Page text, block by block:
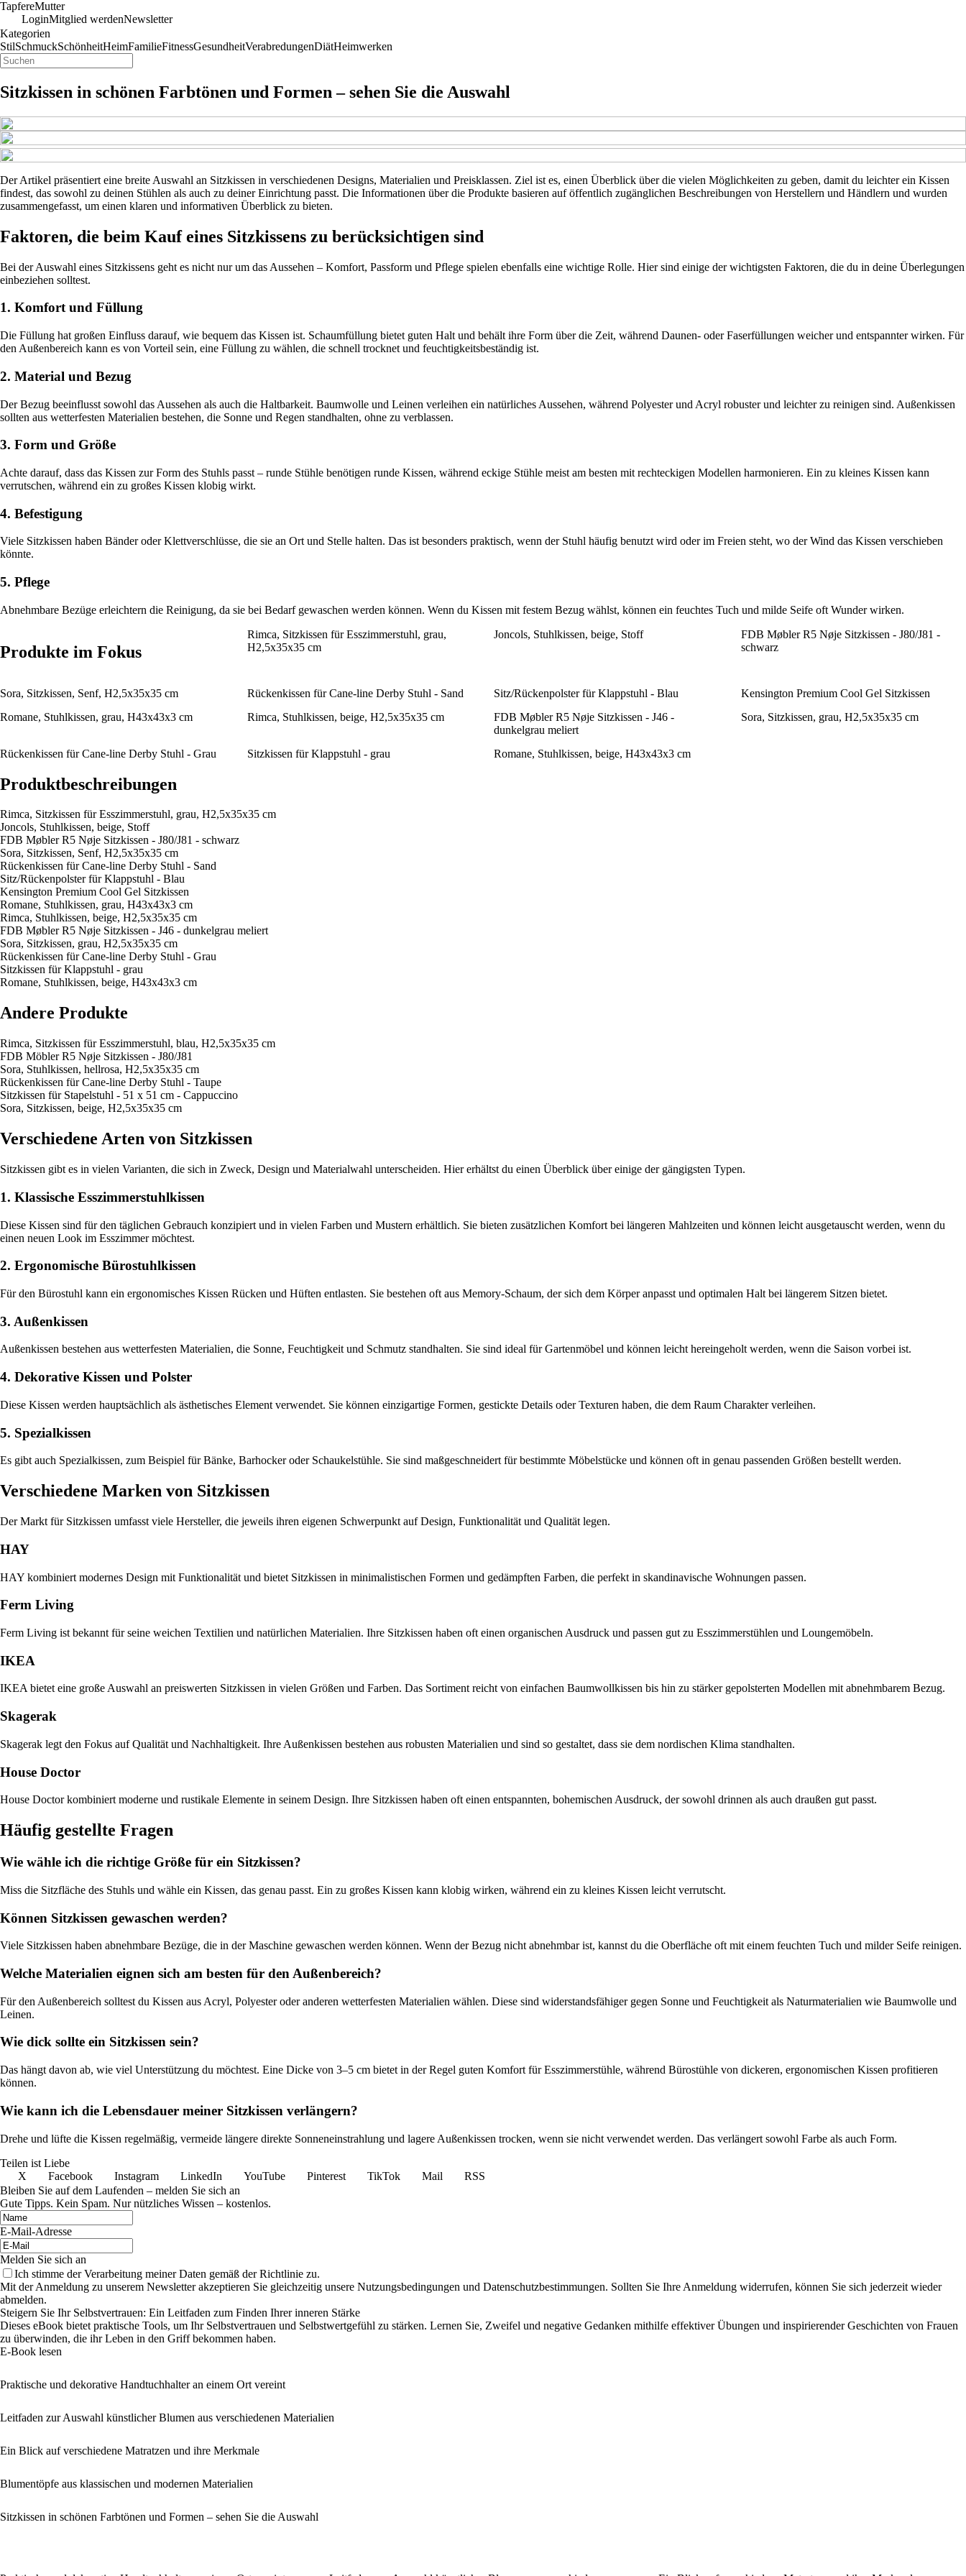
TapfereMutter
LoginMitglied werdenNewsletter
Kategorien
StilSchmuckSchönheitHeimFamilieFitnessGesundheitVerabredungenDiätHeimwerken
Sitzkissen in schönen Farbtönen und Formen – sehen Sie die Auswahl
Der Artikel präsentiert eine breite Auswahl an Sitzkissen in verschiedenen Designs, Materialien und Preisklassen. Ziel ist es, einen Überblick über die vielen Möglichkeiten zu geben, damit du leichter ein Kissen
findest, das sowohl zu deinen Stühlen als auch zu deiner Einrichtung passt. Die Informationen über die Produkte basieren auf öffentlich zugänglichen Beschreibungen von Herstellern und Händlern und wurden
zusammengefasst, um einen klaren und informativen Überblick zu bieten.
Faktoren, die beim Kauf eines Sitzkissens zu berücksichtigen sind
Bei der Auswahl eines Sitzkissens geht es nicht nur um das Aussehen – Komfort, Passform und Pflege spielen ebenfalls eine wichtige Rolle. Hier sind einige der wichtigsten Faktoren, die du in deine Überlegungen
einbeziehen solltest.
1. Komfort und Füllung
Die Füllung hat großen Einfluss darauf, wie bequem das Kissen ist. Schaumfüllung bietet guten Halt und behält ihre Form über die Zeit, während Daunen- oder Faserfüllungen weicher und entspannter wirken. Für
den Außenbereich kann es von Vorteil sein, eine Füllung zu wählen, die schnell trocknet und feuchtigkeitsbeständig ist.
2. Material und Bezug
Der Bezug beeinflusst sowohl das Aussehen als auch die Haltbarkeit. Baumwolle und Leinen verleihen ein natürliches Aussehen, während Polyester und Acryl robuster und leichter zu reinigen sind. Außenkissen
sollten aus wetterfesten Materialien bestehen, die Sonne und Regen standhalten, ohne zu verblassen.
3. Form und Größe
Achte darauf, dass das Kissen zur Form des Stuhls passt – runde Stühle benötigen runde Kissen, während eckige Stühle meist am besten mit rechteckigen Modellen harmonieren. Ein zu kleines Kissen kann
verrutschen, während ein zu großes Kissen klobig wirkt.
4. Befestigung
Viele Sitzkissen haben Bänder oder Klettverschlüsse, die sie an Ort und Stelle halten. Das ist besonders praktisch, wenn der Stuhl häufig benutzt wird oder im Freien steht, wo der Wind das Kissen verschieben
könnte.
5. Pflege
Abnehmbare Bezüge erleichtern die Reinigung, da sie bei Bedarf gewaschen werden können. Wenn du Kissen mit festem Bezug wählst, können ein feuchtes Tuch und milde Seife oft Wunder wirken.
Produkte im Fokus
Rimca, Sitzkissen für Esszimmerstuhl, grau,
H2,5x35x35 cm
Joncols, Stuhlkissen, beige, Stoff
FDB Møbler R5 Nøje Sitzkissen - J80/J81 -
schwarz
Sora, Sitzkissen, Senf, H2,5x35x35 cm Rückenkissen für Cane-line Derby Stuhl - Sand Sitz/Rückenpolster für Klappstuhl - Blau
Kensington Premium Cool Gel Sitzkissen
Romane, Stuhlkissen, grau, H43x43x3 cm
Rimca, Stuhlkissen, beige, H2,5x35x35 cm
FDB Møbler R5 Nøje Sitzkissen - J46 -
dunkelgrau meliert
Sora, Sitzkissen, grau, H2,5x35x35 cm
Rückenkissen für Cane-line Derby Stuhl - Grau Sitzkissen für Klappstuhl - grau Romane, Stuhlkissen, beige, H43x43x3 cm
Produktbeschreibungen
Rimca, Sitzkissen für Esszimmerstuhl, grau, H2,5x35x35 cm
Joncols, Stuhlkissen, beige, Stoff
FDB Møbler R5 Nøje Sitzkissen - J80/J81 - schwarz
Sora, Sitzkissen, Senf, H2,5x35x35 cm
Rückenkissen für Cane-line Derby Stuhl - Sand
Sitz/Rückenpolster für Klappstuhl - Blau
Kensington Premium Cool Gel Sitzkissen
Romane, Stuhlkissen, grau, H43x43x3 cm
Rimca, Stuhlkissen, beige, H2,5x35x35 cm
FDB Møbler R5 Nøje Sitzkissen - J46 - dunkelgrau meliert
Sora, Sitzkissen, grau, H2,5x35x35 cm
Rückenkissen für Cane-line Derby Stuhl - Grau
Sitzkissen für Klappstuhl - grau
Romane, Stuhlkissen, beige, H43x43x3 cm
Andere Produkte
Rimca, Sitzkissen für Esszimmerstuhl, blau, H2,5x35x35 cm
FDB Möbler R5 Nøje Sitzkissen - J80/J81
Sora, Stuhlkissen, hellrosa, H2,5x35x35 cm
Rückenkissen für Cane-line Derby Stuhl - Taupe
Sitzkissen für Stapelstuhl - 51 x 51 cm - Cappuccino
Sora, Sitzkissen, beige, H2,5x35x35 cm
Verschiedene Arten von Sitzkissen
Sitzkissen gibt es in vielen Varianten, die sich in Zweck, Design und Materialwahl unterscheiden. Hier erhältst du einen Überblick über einige der gängigsten Typen.
1. Klassische Esszimmerstuhlkissen
Diese Kissen sind für den täglichen Gebrauch konzipiert und in vielen Farben und Mustern erhältlich. Sie bieten zusätzlichen Komfort bei längeren Mahlzeiten und können leicht ausgetauscht werden, wenn du
einen neuen Look im Esszimmer möchtest.
2. Ergonomische Bürostuhlkissen
Für den Bürostuhl kann ein ergonomisches Kissen Rücken und Hüften entlasten. Sie bestehen oft aus Memory-Schaum, der sich dem Körper anpasst und optimalen Halt bei längerem Sitzen bietet.
3. Außenkissen
Außenkissen bestehen aus wetterfesten Materialien, die Sonne, Feuchtigkeit und Schmutz standhalten. Sie sind ideal für Gartenmöbel und können leicht hereingeholt werden, wenn die Saison vorbei ist.
4. Dekorative Kissen und Polster
Diese Kissen werden hauptsächlich als ästhetisches Element verwendet. Sie können einzigartige Formen, gestickte Details oder Texturen haben, die dem Raum Charakter verleihen.
5. Spezialkissen
Es gibt auch Spezialkissen, zum Beispiel für Bänke, Barhocker oder Schaukelstühle. Sie sind maßgeschneidert für bestimmte Möbelstücke und können oft in genau passenden Größen bestellt werden.
Verschiedene Marken von Sitzkissen
Der Markt für Sitzkissen umfasst viele Hersteller, die jeweils ihren eigenen Schwerpunkt auf Design, Funktionalität und Qualität legen.
HAY
HAY kombiniert modernes Design mit Funktionalität und bietet Sitzkissen in minimalistischen Formen und gedämpften Farben, die perfekt in skandinavische Wohnungen passen.
Ferm Living
Ferm Living ist bekannt für seine weichen Textilien und natürlichen Materialien. Ihre Sitzkissen haben oft einen organischen Ausdruck und passen gut zu Esszimmerstühlen und Loungemöbeln.
IKEA
IKEA bietet eine große Auswahl an preiswerten Sitzkissen in vielen Größen und Farben. Das Sortiment reicht von einfachen Baumwollkissen bis hin zu stärker gepolsterten Modellen mit abnehmbarem Bezug.
Skagerak
Skagerak legt den Fokus auf Qualität und Nachhaltigkeit. Ihre Außenkissen bestehen aus robusten Materialien und sind so gestaltet, dass sie dem nordischen Klima standhalten.
House Doctor
House Doctor kombiniert moderne und rustikale Elemente in seinem Design. Ihre Sitzkissen haben oft einen entspannten, bohemischen Ausdruck, der sowohl drinnen als auch draußen gut passt.
Häufig gestellte Fragen
Wie wähle ich die richtige Größe für ein Sitzkissen?
Miss die Sitzfläche des Stuhls und wähle ein Kissen, das genau passt. Ein zu großes Kissen kann klobig wirken, während ein zu kleines Kissen leicht verrutscht.
Können Sitzkissen gewaschen werden?
Viele Sitzkissen haben abnehmbare Bezüge, die in der Maschine gewaschen werden können. Wenn der Bezug nicht abnehmbar ist, kannst du die Oberfläche oft mit einem feuchten Tuch und milder Seife reinigen.
Welche Materialien eignen sich am besten für den Außenbereich?
Für den Außenbereich solltest du Kissen aus Acryl, Polyester oder anderen wetterfesten Materialien wählen. Diese sind widerstandsfähiger gegen Sonne und Feuchtigkeit als Naturmaterialien wie Baumwolle und
Leinen.
Wie dick sollte ein Sitzkissen sein?
Das hängt davon ab, wie viel Unterstützung du möchtest. Eine Dicke von 3–5 cm bietet in der Regel guten Komfort für Esszimmerstühle, während Bürostühle von dickeren, ergonomischen Kissen profitieren
können.
Wie kann ich die Lebensdauer meiner Sitzkissen verlängern?
Drehe und lüfte die Kissen regelmäßig, vermeide längere direkte Sonneneinstrahlung und lagere Außenkissen trocken, wenn sie nicht verwendet werden. Das verlängert sowohl Farbe als auch Form.
Teilen ist Liebe
X
Facebook Instagram LinkedIn YouTube Pinterest TikTok Mail
RSS
Bleiben Sie auf dem Laufenden – melden Sie sich an
Gute Tipps. Kein Spam. Nur nützliches Wissen – kostenlos.
E-Mail-Adresse
Melden Sie sich an
Ich stimme der Verarbeitung meiner Daten gemäß der Richtlinie zu.
Mit der Anmeldung zu unserem Newsletter akzeptieren Sie gleichzeitig unsere Nutzungsbedingungen und Datenschutzbestimmungen. Sollten Sie Ihre Anmeldung widerrufen, können Sie sich jederzeit wieder
abmelden.
Steigern Sie Ihr Selbstvertrauen: Ein Leitfaden zum Finden Ihrer inneren Stärke
Dieses eBook bietet praktische Tools, um Ihr Selbstvertrauen und Selbstwertgefühl zu stärken. Lernen Sie, Zweifel und negative Gedanken mithilfe effektiver Übungen und inspirierender Geschichten von Frauen
zu überwinden, die ihr Leben in den Griff bekommen haben.
E-Book lesen
Praktische und dekorative Handtuchhalter an einem Ort vereint
Leitfaden zur Auswahl künstlicher Blumen aus verschiedenen Materialien
Ein Blick auf verschiedene Matratzen und ihre Merkmale
Blumentöpfe aus klassischen und modernen Materialien
Sitzkissen in schönen Farbtönen und Formen – sehen Sie die Auswahl